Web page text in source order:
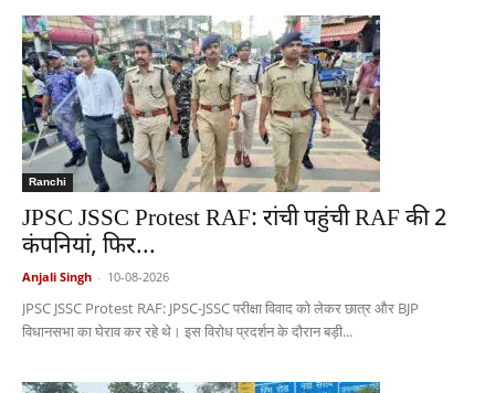
Ranchi
JPSC JSSC Protest RAF: रांची पहुंची RAF की 2
कंपनियां, फिर...
Anjali Singh - 10-08-2026
JPSC JSSC Protest RAF: JPSC-JSSC परीक्षा विवाद को लेकर छात्र और BJP
विधानसभा का घेराव कर रहे थे। इस विरोध प्रदर्शन के दौरान बड़ी...